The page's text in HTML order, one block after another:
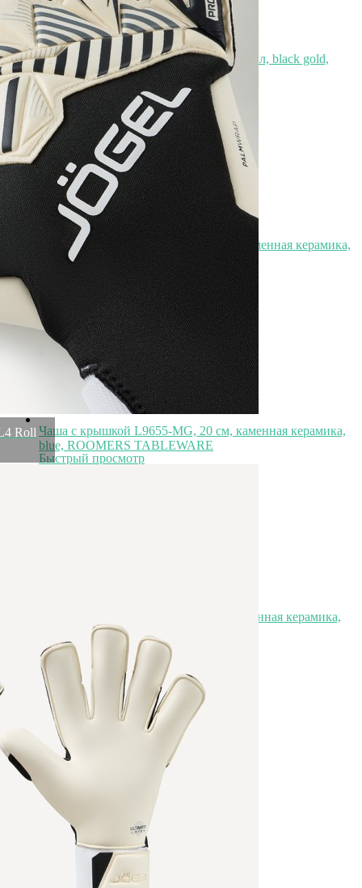
Roll
Подсвечник Ksa/5479, 22, стекло, металл, black gold,
ROOMERS FURNITURE
Быстрый просмотр
7 500₽
Тарелка E665-P-10167/28CM, 28 см, каменная керамика,
black, ROOMERS TABLEWARE
Быстрый просмотр
7 500
Чаша с крышкой L9655-MG, 20 см, каменная керамика,
blue, ROOMERS TABLEWARE
Быстрый просмотр
Тарелка L9403-CELADON, 29 см, каменная керамика,
Black, ROOMERS TABLEWARE
Быстрый просмотр
7 500
₽
Распродажа
Элитная коллекция
Элитная коллекция
Элитная посуда
Элитная посуда
Элитные наборы посуды
Элитные тарелки
Элитные салатники